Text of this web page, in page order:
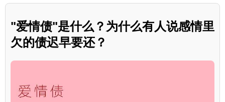
"爱情债"是什么？为什么有人说感情里
欠的债迟早要还？